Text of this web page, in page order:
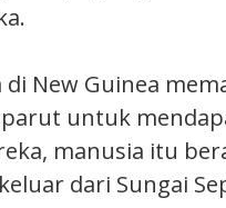
New Guinea
untuk
manusia itu
dari Sungai